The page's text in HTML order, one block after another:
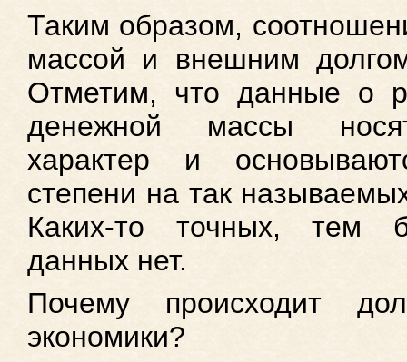
Таким образом,
массой и внешним
Отметим, что данные о
денежной массы
характер и
степени на так
Каких-то точных, тем
данных нет.
Почему происходит
экономики?